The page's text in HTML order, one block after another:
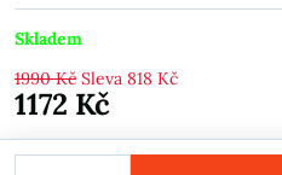
Skladem
1990 Kč Sleva 818 Kč
1172 Kč